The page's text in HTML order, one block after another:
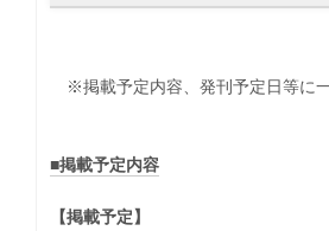
※掲載予定内容、発刊予定日等に
■掲載予定内容
【掲載予定】